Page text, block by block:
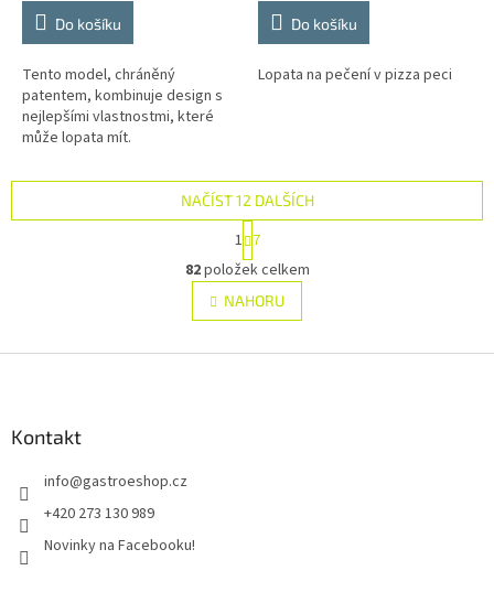
Do košíku
Tento model, chráněný
patentem, kombinuje design s
nejlepšími vlastnostmi, které
může lopata mít.
Do košíku
Lopata na pečení v pizza peci
O
v
l
á
NAČÍST 12 DALŠÍCH
t
r
á
n
k
v
1 7
82položek celkem
NAHORU
Kontakt
info@gastroeshop.cz
+420 273 130 989
Novinky na Facebooku!